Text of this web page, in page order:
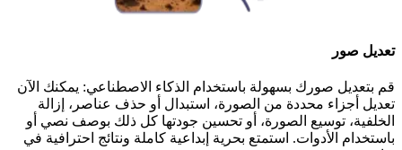
تعديل صور
قم بتعديل صورك بسهولة باستخدام الذكاء الاصطناعي: يمكنك الآن
تعديل أجزاء محددة من الصورة، استبدال أو حذف عناصر، إزالة
الخلفية، توسيع الصورة، أو تحسين جودتها كل ذلك بوصف نصي أو
باستخدام الأدوات. استمتع بحرية إبداعية كاملة ونتائج احترافية في